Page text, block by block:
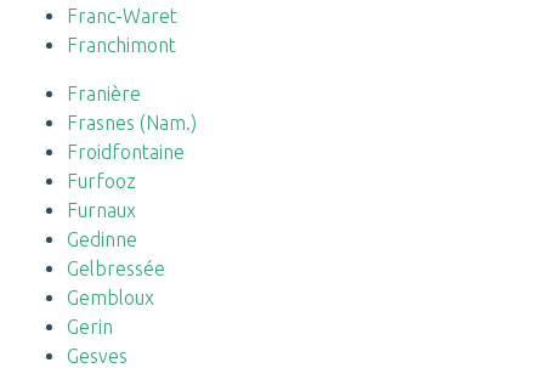
Franc-Waret
Franchimont
Franière
Frasnes (Nam.)
Froidfontaine
Furfooz
Furnaux
Gedinne
Gelbressée
Gembloux
Gerin
Gesves